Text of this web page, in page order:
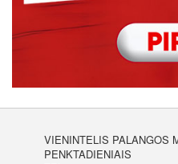
VIENINTELIS PALANGOS
PENKTADIENIAIS